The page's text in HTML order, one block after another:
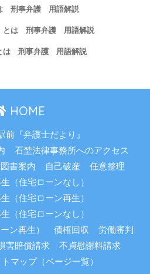
は 刑事弁護 用語解説
とは 刑事弁護 用語解説
は 刑事弁護 用語解説
HOME
前『弁護士だより』
石埜法律事務所へのアクセス
書案内
自己破産
任意整理
（住宅ローンなし）
（住宅ローン再生）
（住宅ローンなし）
ン再生）
債権回収
労働審判
害賠償請求
不貞慰謝料請求
マップ（ページ一覧）